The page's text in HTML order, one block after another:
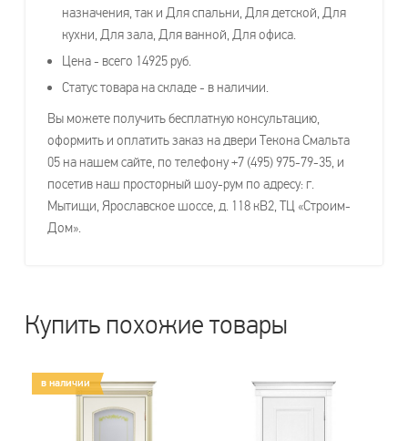
назначения, так и Для спальни, Для детской, Для
кухни, Для зала, Для ванной, Для офиса.
Цена - всего 14925 руб.
Статус товара на складе - в наличии.
Вы можете получить бесплатную консультацию,
оформить и оплатить заказ на двери Текона Смальта
05 на нашем сайте, по телефону +7 (495) 975-79-35, и
посетив наш просторный шоу-рум по адресу: г.
Мытищи, Ярославское шоссе, д. 118 кВ2, ТЦ «Строим-
Дом».
Купить похожие товары
в наличии